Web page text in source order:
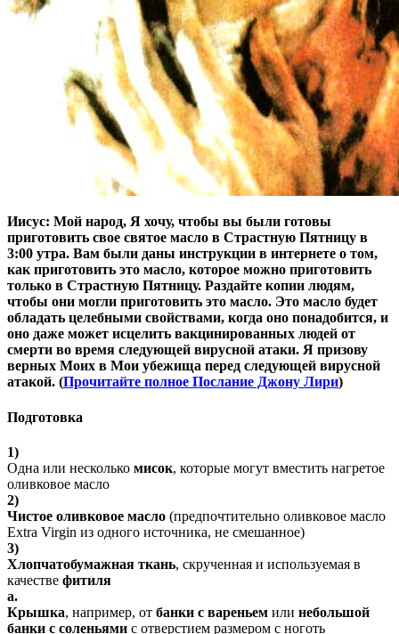
Иисус: Мой народ, Я хочу, чтобы вы были готовы
приготовить свое святое масло в Страстную Пятницу в
3:00 утра. Вам были даны инструкции в интернете о том,
как приготовить это масло, которое можно приготовить
только в Страстную Пятницу. Раздайте копии людям,
чтобы они могли приготовить это масло. Это масло будет
обладать целебными свойствами, когда оно понадобится, и
оно даже может исцелить вакцинированных людей от
смерти во время следующей вирусной атаки. Я призову
верных Моих в Мои убежища перед следующей вирусной
атакой. (Прочитайте полное Послание Джону Лири)
Подготовка
1)
Одна или несколько мисок, которые могут вместить нагретое
оливковое масло
2)
Чистое оливковое масло (предпочтительно оливковое масло
Extra Virgin из одного источника, не смешанное)
3)
Хлопчатобумажная ткань, скрученная и используемая в
качестве фитиля
a.
Крышка, например, от банки с вареньем или небольшой
банки с соленьями с отверстием размером с ноготь